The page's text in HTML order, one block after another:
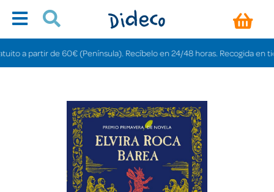
partir de 60€ (Península). Recíbelo en 24/48 horas. Recogida en